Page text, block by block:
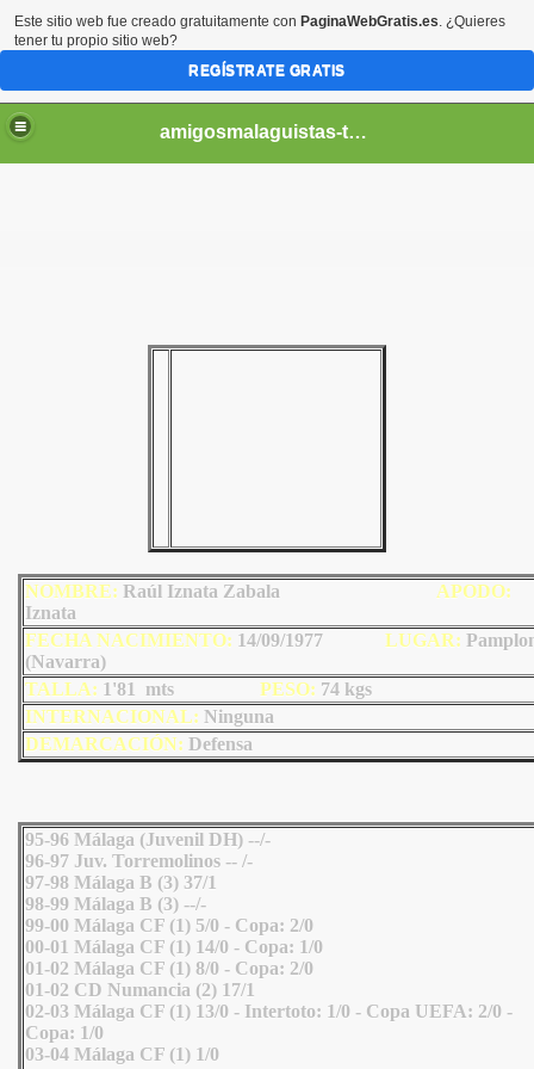
amigosmalaguistas-temporadas
NOMBRE: Raúl Iznata Zabala APODO:
Iznata
FECHA NACIMIENTO: 14/09/1977 LUGAR:
(Navarra)
TALLA: 1'81 mts PESO: 74 kgs
INTERNACIONAL: Ninguna
DEMARCACIÓN: Defensa
95-96 Málaga (Juvenil DH) --/-
96-97 Juv. Torremolinos -- /-
97-98 Málaga B (3) 37/1
98-99 Málaga B (3) --/-
99-00 Málaga CF (1) 5/0 - Copa: 2/0
00-01 Málaga CF (1) 14/0 - Copa: 1/0
01-02 Málaga CF (1) 8/0 - Copa: 2/0
01-02 CD Numancia (2) 17/1
02-03 Málaga CF (1) 13/0 - Intertoto: 1/0 - Copa UEFA: 2/0 -
Copa: 1/0
03-04 Málaga CF (1) 1/0
Este sitio web fue creado gratuitamente con PaginaWebGratis.es. ¿Quieres
tener tu propio sitio web?
REGÍSTRATE GRATIS